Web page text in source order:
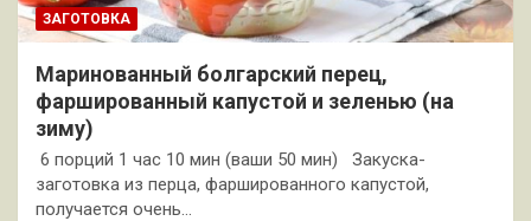
ЗАГОТОВКА
Маринованный болгарский перец,
фаршированный капустой и зеленью (на
зиму)
6 порций 1 час 10 мин (ваши 50 мин) Закуска-
заготовка из перца, фаршированного капустой,
получается очень…